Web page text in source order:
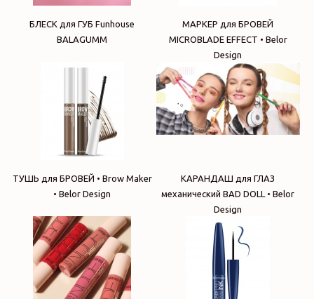
БЛЕСК для ГУБ Funhouse
BALAGUMM
МАРКЕР для БРОВЕЙ
MICROBLADE EFFECT • Belor
Design
ТУШЬ для БРОВЕЙ • Brow Maker
• Belor Design
КАРАНДАШ для ГЛАЗ
механический BAD DOLL • Belor
Design